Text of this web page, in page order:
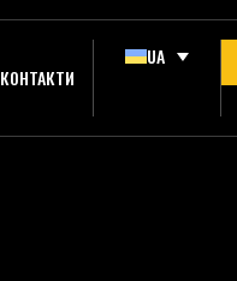
КОНТАКТИ
UA